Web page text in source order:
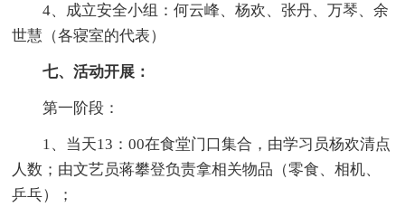
4、成立安全小组：何云峰、杨欢、张丹、万琴、余
世慧（各寝室的代表）
七、活动开展：
第一阶段：
1、当天13：00在食堂门口集合，由学习员杨欢清点
人数；由文艺员蒋攀登负责拿相关物品（零食、相机、
乒乓）；